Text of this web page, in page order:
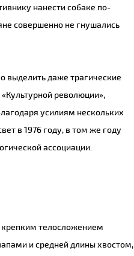
нанести собаке по-
совершенно не гнушались
выделить даже трагические
революции»,
усилиям нескольких
в 1976 году, в том же году
ассоциации.
крепким телосложением
и средней длины хвостом,